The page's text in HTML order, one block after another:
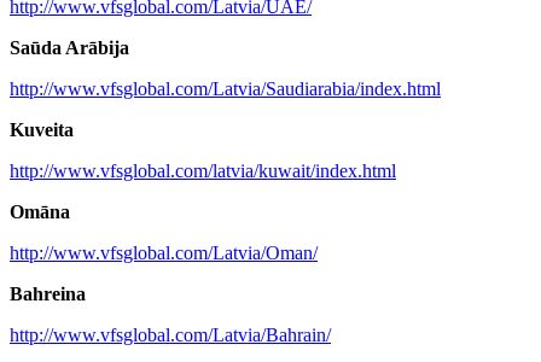
http://www.vfsglobal.com/Latvia/UAE/
Saūda Arābija
http://www.vfsglobal.com/Latvia/Saudiarabia/index.html
Kuveita
http://www.vfsglobal.com/latvia/kuwait/index.html
Omāna
http://www.vfsglobal.com/Latvia/Oman/
Bahreina
http://www.vfsglobal.com/Latvia/Bahrain/